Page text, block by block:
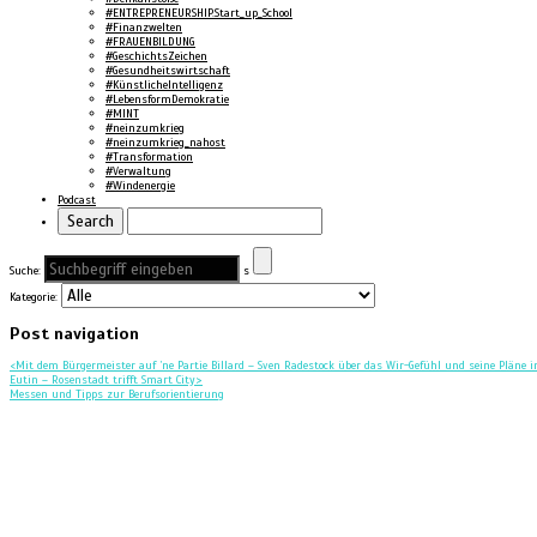
#ENTREPRENEURSHIP.Start_up_School
#Finanzwelten
#FRAUENBILDUNG
#GeschichtsZeichen
#Gesundheitswirtschaft
#KünstlicheIntelligenz
#LebensformDemokratie
#MINT
#neinzumkrieg
#neinzumkrieg_nahost
#Transformation
#Verwaltung
#Windenergie
Podcast
Suche:
s
Kategorie:
Post navigation
<Mit dem Bürgermeister auf ’ne Partie Billard – Sven Radestock über das Wir-Gefühl und seine Pläne
Eutin – Rosenstadt trifft Smart City>
Messen und Tipps zur Berufsorientierung